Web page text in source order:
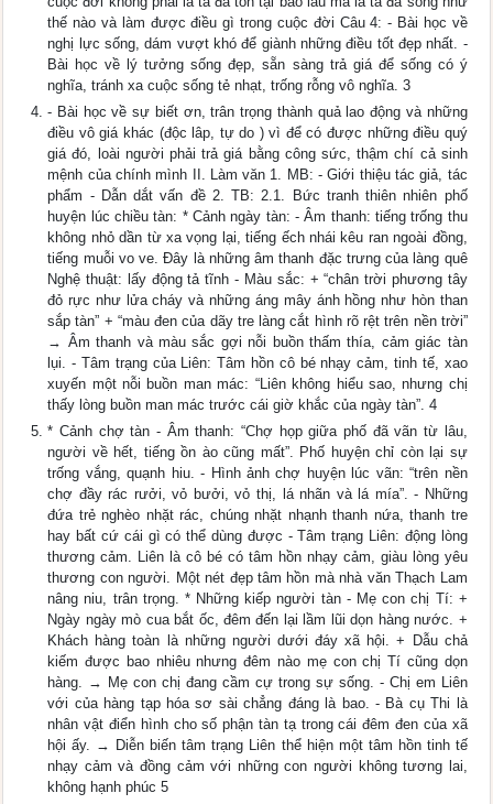
thế nào và làm được điều gì trong cuộc đời Câu 4: - Bài học về
nghị lực sống, dám vượt khó để giành những điều tốt đẹp nhất. -
Bài học về lý tưởng sống đẹp, sẵn sàng trả giá để sống có ý
nghĩa, tránh xa cuộc sống tẻ nhạt, trống rỗng vô nghĩa. 3
- Bài học về sự biết ơn, trân trọng thành quả lao động và những
điều vô giá khác (độc lâp, tự do ) vì để có được những điều quý
giá đó, loài người phải trả giá bằng công sức, thậm chí cả sinh
mệnh của chính mình II. Làm văn 1. MB: - Giới thiệu tác giả, tác
phẩm - Dẫn dắt vấn đề 2. TB: 2.1. Bức tranh thiên nhiên phố
huyện lúc chiều tàn: * Cảnh ngày tàn: - Âm thanh: tiếng trống thu
không nhỏ dần từ xa vọng lại, tiếng ếch nhái kêu ran ngoài đồng,
tiếng muỗi vo ve. Đây là những âm thanh đặc trưng của làng quê
Nghệ thuật: lấy động tả tĩnh - Màu sắc: + “chân trời phương tây
đỏ rực như lửa cháy và những áng mây ánh hồng như hòn than
sắp tàn” + “màu đen của dãy tre làng cắt hình rõ rệt trên nền trời”
→ Âm thanh và màu sắc gợi nỗi buồn thấm thía, cảm giác tàn
lụi. - Tâm trạng của Liên: Tâm hồn cô bé nhạy cảm, tinh tế, xao
xuyến một nỗi buồn man mác: “Liên không hiểu sao, nhưng chị
thấy lòng buồn man mác trước cái giờ khắc của ngày tàn”. 4
* Cảnh chợ tàn - Âm thanh: “Chợ họp giữa phố đã vãn từ lâu,
người về hết, tiếng ồn ào cũng mất”. Phố huyện chỉ còn lại sự
trống vắng, quạnh hiu. - Hình ảnh chợ huyện lúc vãn: “trên nền
chợ đầy rác rưởi, vỏ bưởi, vỏ thị, lá nhãn và lá mía”. - Những
đứa trẻ nghèo nhặt rác, chúng nhặt nhạnh thanh nứa, thanh tre
hay bất cứ cái gì có thể dùng được - Tâm trạng Liên: động lòng
thương cảm. Liên là cô bé có tâm hồn nhạy cảm, giàu lòng yêu
thương con người. Một nét đẹp tâm hồn mà nhà văn Thạch Lam
nâng niu, trân trọng. * Những kiếp người tàn - Mẹ con chị Tí: +
Ngày ngày mò cua bắt ốc, đêm đến lại lầm lũi dọn hàng nước. +
Khách hàng toàn là những người dưới đáy xã hội. + Dẫu chả
kiếm được bao nhiêu nhưng đêm nào mẹ con chị Tí cũng dọn
hàng. → Mẹ con chị đang cầm cự trong sự sống. - Chị em Liên
với của hàng tạp hóa sơ sài chẳng đáng là bao. - Bà cụ Thi là
nhân vật điển hình cho số phận tàn tạ trong cái đêm đen của xã
hội ấy. → Diễn biến tâm trạng Liên thể hiện một tâm hồn tinh tế
nhạy cảm và đồng cảm với những con người không tương lai,
không hạnh phúc 5